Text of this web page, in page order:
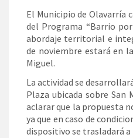
El Municipio de Olavarría
del Programa “Barrio
abordaje territorial e
de noviembre estará en
Miguel.
La actividad se
Plaza ubicada sobre San
aclarar que la propuesta
ya que en caso de
dispositivo se trasladará a